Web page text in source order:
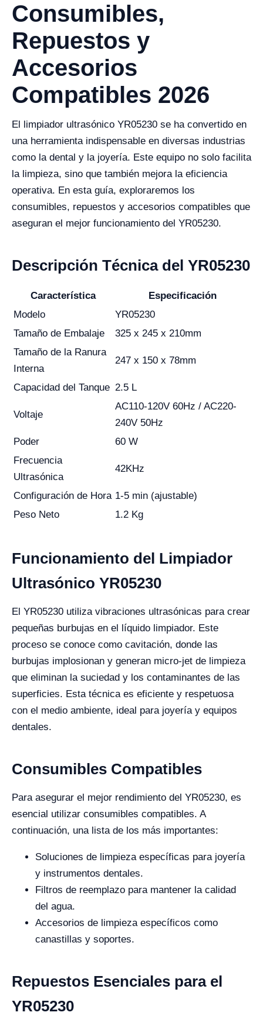
Consumibles,
Repuestos y
Accesorios
Compatibles 2026
El limpiador ultrasónico YR05230 se ha convertido en
una herramienta indispensable en diversas industrias
como la dental y la joyería. Este equipo no solo facilita
la limpieza, sino que también mejora la eficiencia
operativa. En esta guía, exploraremos los
consumibles, repuestos y accesorios compatibles que
aseguran el mejor funcionamiento del YR05230.
Descripción Técnica del YR05230
Característica
Especificación
Modelo
YR05230
Tamaño de Embalaje
325 x 245 x 210mm
Tamaño de la Ranura
Interna
247 x 150 x 78mm
Capacidad del Tanque 2.5 L
Voltaje
AC110-120V 60Hz / AC220-
240V 50Hz
Poder
60 W
Frecuencia
Ultrasónica
42KHz
Configuración de Hora 1-5 min (ajustable)
Peso Neto
1.2 Kg
Funcionamiento del Limpiador
Ultrasónico YR05230
El YR05230 utiliza vibraciones ultrasónicas para crear
pequeñas burbujas en el líquido limpiador. Este
proceso se conoce como cavitación, donde las
burbujas implosionan y generan micro-jet de limpieza
que eliminan la suciedad y los contaminantes de las
superficies. Esta técnica es eficiente y respetuosa
con el medio ambiente, ideal para joyería y equipos
dentales.
Consumibles Compatibles
Para asegurar el mejor rendimiento del YR05230, es
esencial utilizar consumibles compatibles. A
continuación, una lista de los más importantes:
Soluciones de limpieza específicas para joyería
y instrumentos dentales.
Filtros de reemplazo para mantener la calidad
del agua.
Accesorios de limpieza específicos como
canastillas y soportes.
Repuestos Esenciales para el
YR05230